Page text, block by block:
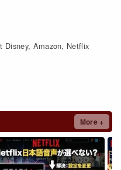
Disney, Amazon, Netflix
More +